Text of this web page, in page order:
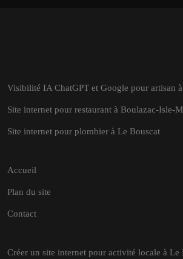
Visibilité IA ChatGPT et Google pour artisan
Site internet pour restaurant à Boulazac-Isle-
Site internet pour plombier à Le Bouscat
Accueil
Plan du site
Contact
Créer un site internet pour activité locale à Le